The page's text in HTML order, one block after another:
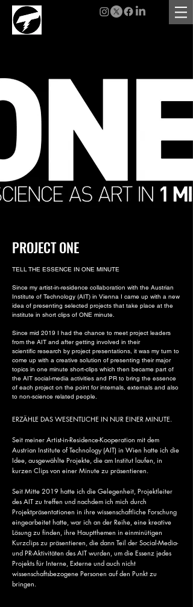
PROJECT ONE
TELL THE ESSENCE IN ONE MINUTE​
Since my artist-in-residence collaboration with the Austrian
Institute of Technology (AIT) in Vienna I came up with a new
idea of presenting selected projects that take place at the
institute in short clips of ONE minute.
Since mid 2019 I had the chance to meet project leaders
from the AIT and after getting involved in their
scientific research by project presentations, it was my turn to
come up with a creative solution of presenting their major
topics in one minute short-clips which then became part of
the AIT social-media activities and PR to bring the essence
of each project on the point for internals, externals and also
to non-science related people.
ERZÄHLE DAS WESENTLICHE IN NUR EINER MINUTE​.
Seit meiner Artist-in-Residence-Kooperation mit dem
Austrian Institute of Technology (AIT) in Wien hatte ich die
Idee, ausgewählte Projekte, die am Institut laufen, in
kurzen Clips von einer Minute zu präsentieren.
Seit Mitte 2019 hatte ich die Gelegenheit, Projektleiter
des AIT zu treffen und nachdem ich mich durch
Projektpräsentationen in ihre wissenschaftliche Forschung
eingearbeitet hatte, war ich an der Reihe, eine kreative
Lösung zu finden, ihre Hauptthemen in einminütigen
Kurzclips zu präsentieren, die dann Teil der Social-Media-
und PR-Aktivitäten des AIT wurden, um die Essenz jedes
Projekts für Interne, Externe und auch nicht
wissenschaftsbezogene Personen auf den Punkt zu
bringen.